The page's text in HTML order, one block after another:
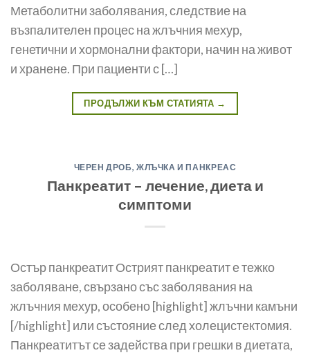
Метаболитни заболявания, следствие на
възпалителен процес на жлъчния мехур,
генетични и хормонални фак­тори, начин на живот
и хранене. При пациенти с […]
ПРОДЪЛЖИ КЪМ СТАТИЯТА →
ЧЕРЕН ДРОБ, ЖЛЪЧКА И ПАНКРЕАС
Панкреатит – лечение, диета и
симптоми
Остър панкреатит Острият панкреатит е тежко
заболяване, свързано със заболявания на
жлъчния мехур, особено [highlight] жлъчни камъни
[/highlight] или състояние след холецистектомия.
Панкреатитът се задейства при грешки в диетата,